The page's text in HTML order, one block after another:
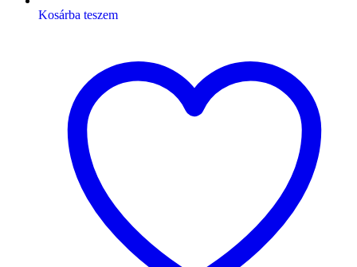
Kosárba teszem